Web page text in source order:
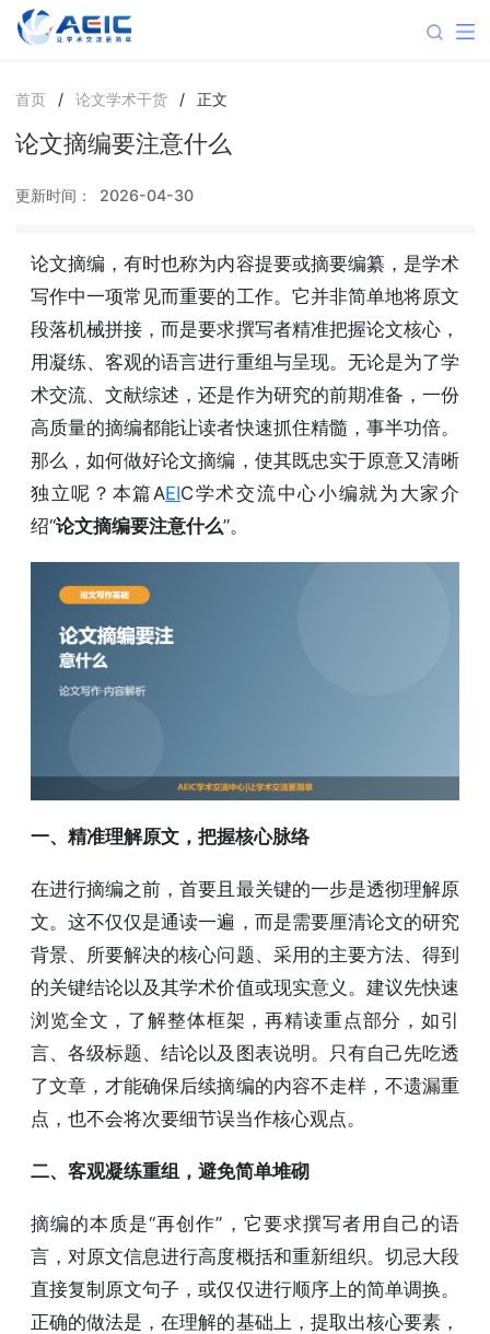
首页 / 论文学术干货 / 正文
论文摘编要注意什么
更新时间： 2026-04-30
论文摘编，有时也称为内容提要或摘要编纂，是学术
写作中一项常见而重要的工作。它并非简单地将原文
段落机械拼接，而是要求撰写者精准把握论文核心，
用凝练、客观的语言进行重组与呈现。无论是为了学
术交流、文献综述，还是作为研究的前期准备，一份
高质量的摘编都能让读者快速抓住精髓，事半功倍。
那么，如何做好论文摘编，使其既忠实于原意又清晰
独立呢？本篇AEIC学术交流中心小编就为大家介
绍“论文摘编要注意什么”。
一、精准理解原文，把握核心脉络
在进行摘编之前，首要且最关键的一步是透彻理解原
文。这不仅仅是通读一遍，而是需要厘清论文的研究
背景、所要解决的核心问题、采用的主要方法、得到
的关键结论以及其学术价值或现实意义。建议先快速
浏览全文，了解整体框架，再精读重点部分，如引
言、各级标题、结论以及图表说明。只有自己先吃透
了文章，才能确保后续摘编的内容不走样，不遗漏重
点，也不会将次要细节误当作核心观点。
二、客观凝练重组，避免简单堆砌
摘编的本质是“再创作”，它要求撰写者用自己的语
言，对原文信息进行高度概括和重新组织。切忌大段
直接复制原文句子，或仅仅进行顺序上的简单调换。
正确的做法是，在理解的基础上，提取出核心要素，